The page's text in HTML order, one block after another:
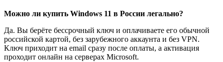
Можно ли купить Windows 11 в России легально?
Да. Вы берёте бессрочный ключ и оплачиваете его обычной
российской картой, без зарубежного аккаунта и без VPN.
Ключ приходит на email сразу после оплаты, а активация
проходит онлайн на серверах Microsoft.